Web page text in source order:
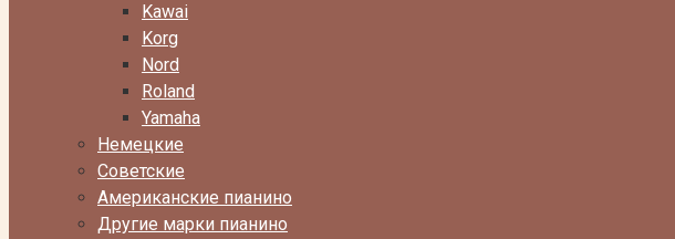
Kawai
Korg
Nord
Roland
Yamaha
Немецкие
Советские
Американские пианино
Другие марки пианино